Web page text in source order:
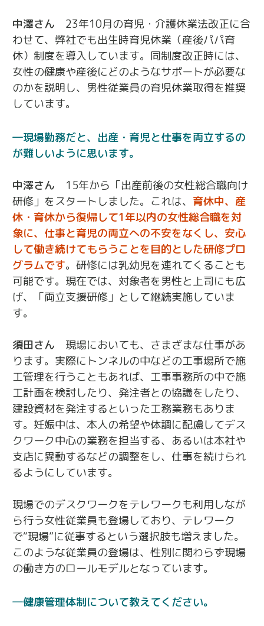
中澤さん
23年10月の育児・介護休業法改正に合
わせて、弊社でも出生時育児休業（産後パパ育
休）制度を導入しています。同制度改正時には、
女性の健康や産後にどのようなサポートが必要な
のかを説明し、男性従業員の育児休業取得を推奨
しています。
現場勤務だと、出産・育児と仕事を両立するの
が難しいように思います。
中澤さん
15年から「出産前後の女性総合職向け
研修」をスタートしました。これは、 育休中、産
休・育休から復帰して1年以内の女性総合職を対
象に、仕事と育児の両立への不安をなくし、安心
して働き続けてもらうことを目的とした研修プロ
グラムです。研修には乳幼児を連れてくることも
可能です。現在では、対象者を男性と上司にも広
げ、「両立支援研修」として継続実施していま
す。
須田さん
現場においても、さまざまな仕事があ
ります。実際にトンネルの中などの工事場所で施
工管理を行うこともあれば、工事事務所の中で施
工計画を検討したり、発注者との協議をしたり、
建設資材を発注するといった工務業務もありま
す。妊娠中は、本人の希望や体調に配慮してデス
クワーク中心の業務を担当する、あるいは本社や
支店に異動するなどの調整をし、仕事を続けられ
るようにしています。
現場でのデスクワークをテレワークも利用しなが
ら行う女性従業員も登場しており、テレワーク
で“現場”に従事するという選択肢も増えました。
このような従業員の登場は、性別に関わらず現場
の働き方のロールモデルとなっています。
健康管理体制について教えてください。